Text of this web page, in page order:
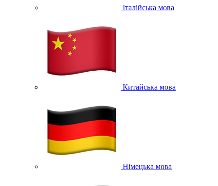
Італійська мова
Китайська мова
Німецька мова